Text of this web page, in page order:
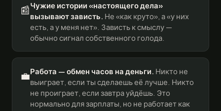
📰Чужие истории «настоящего дела»
вызывают зависть. Не «как круто», а «у них
есть, а у меня нет». Зависть к смыслу —
обычно сигнал собственного голода.
💼Работа — обмен часов на деньги. Никто не
выиграет, если ты сделаешь её лучше. Никто
не проиграет, если завтра уйдёшь. Это
нормально для зарплаты, но не работает как